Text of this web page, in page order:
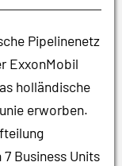
Pipelinenetz
ExxonMobil
holländische
erworben.
Business Units